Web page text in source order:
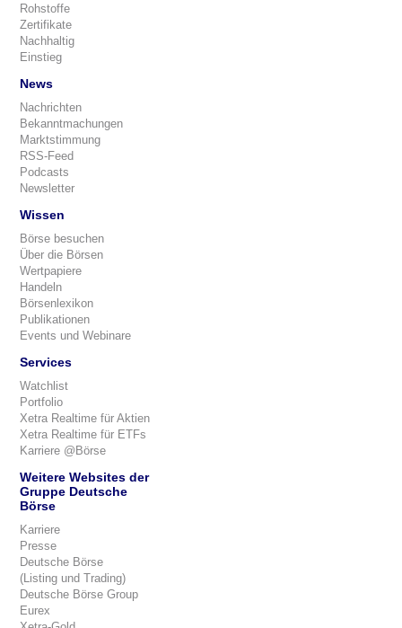
Rohstoffe
Zertifikate
Nachhaltig
Einstieg
News
Nachrichten
Bekanntmachungen
Marktstimmung
RSS-Feed
Podcasts
Newsletter
Wissen
Börse besuchen
Über die Börsen
Wertpapiere
Handeln
Börsenlexikon
Publikationen
Events und Webinare
Services
Watchlist
Portfolio
Xetra Realtime für Aktien
Xetra Realtime für ETFs
Karriere @Börse
Weitere Websites der
Gruppe Deutsche
Börse
Karriere
Presse
Deutsche Börse
(Listing und Trading)
Deutsche Börse Group
Eurex